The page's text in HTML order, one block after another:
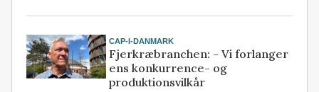
CAP-I-DANMARK
Fjerkræbranchen: - Vi forlanger
ens konkurrence- og
produktionsvilkår